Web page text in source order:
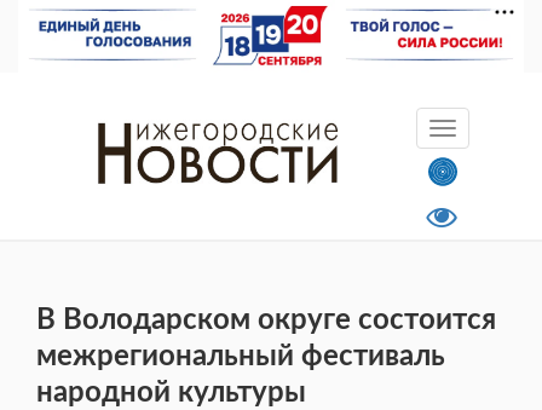
В Володарском округе состоится
межрегиональный фестиваль
народной культуры